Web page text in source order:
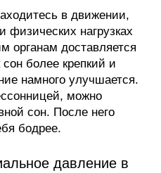
в движении,
физических нагрузках
органам доставляется
более крепкий и
намного улучшается.
можно
сон. После него
бодрее.
давление в